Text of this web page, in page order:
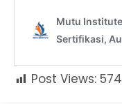
Post Views: 574